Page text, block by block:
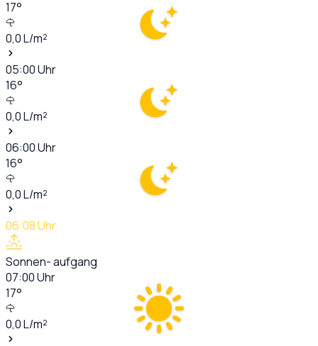
17°
0,0L/m²
05:00Uhr
16°
0,0L/m²
06:00Uhr
16°
0,0L/m²
06:08Uhr
Sonnen- aufgang
07:00Uhr
17°
0,0L/m²